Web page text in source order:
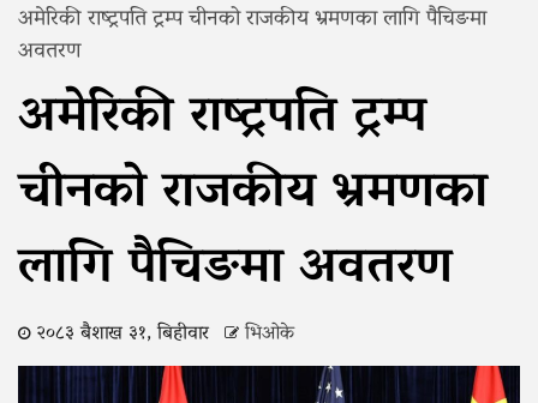
अमेरिकी राष्ट्रपति ट्रम्प चीनको राजकीय भ्रमणका लागि पैचिङमा
अवतरण
अमेरिकी राष्ट्रपति ट्रम्प
चीनको राजकीय भ्रमणका
लागि पैचिङमा अवतरण
२०८३ बैशाख ३१, बिहीवार भिओके